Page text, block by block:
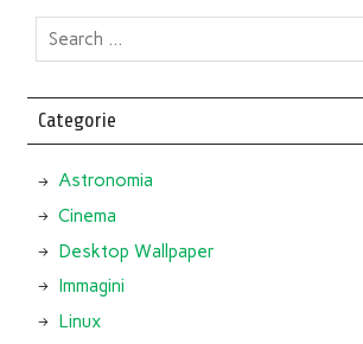
Categorie
Astronomia
Cinema
Desktop Wallpaper
Immagini
Linux